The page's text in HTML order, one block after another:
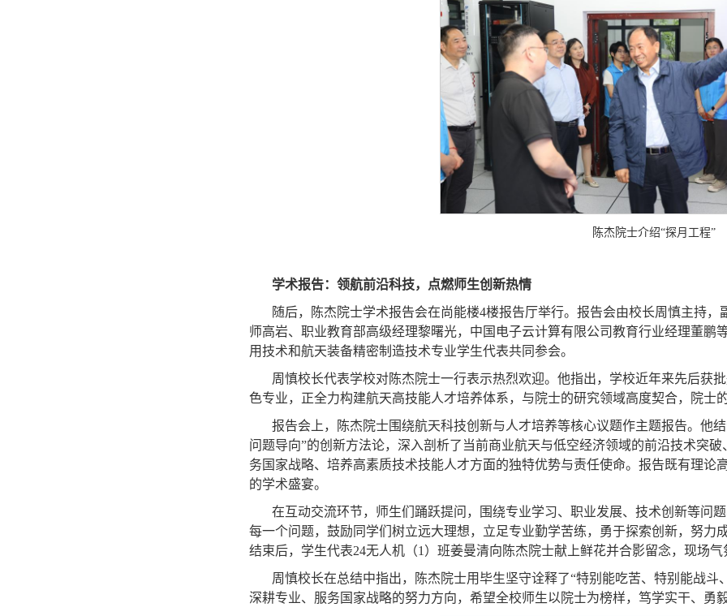
陈杰院士介绍“探月工程”
学术报告：领航前沿科技，点燃师生创新热情
随后，陈杰院士学术报告会在尚能楼4楼报告厅举行。报告会由校长周慎主持
师高岩、职业教育部高级经理黎曙光，中国电子云计算有限公司教育行业经理董鹏
用技术和航天装备精密制造技术专业学生代表共同参会。
周慎校长代表学校对陈杰院士一行表示热烈欢迎。他指出，学校近年来先后获
色专业，正全力构建航天高技能人才培养体系，与院士的研究领域高度契合，院士
报告会上，陈杰院士围绕航天科技创新与人才培养等核心议题作主题报告。他
问题导向”的创新方法论，深入剖析了当前商业航天与低空经济领域的前沿技术突
务国家战略、培养高素质技术技能人才方面的独特优势与责任使命。报告既有理论
的学术盛宴。
在互动交流环节，师生们踊跃提问，围绕专业学习、职业发展、技术创新等问
每一个问题，鼓励同学们树立远大理想，立足专业勤学苦练，勇于探索创新，努力
结束后，学生代表24无人机（1）班姜曼清向陈杰院士献上鲜花并合影留念，现场
周慎校长在总结中指出，陈杰院士用毕生坚守诠释了“特别能吃苦、特别能战
深耕专业、服务国家战略的努力方向，希望全校师生以院士为榜样，笃学实干、勇